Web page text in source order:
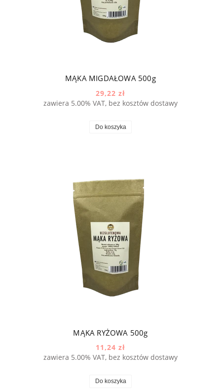
MĄKA MIGDAŁOWA 500g
29,22 zł
zawiera 5.00% VAT, bez kosztów dostawy
Do koszyka
MĄKA RYŻOWA 500g
11,24 zł
zawiera 5.00% VAT, bez kosztów dostawy
Do koszyka